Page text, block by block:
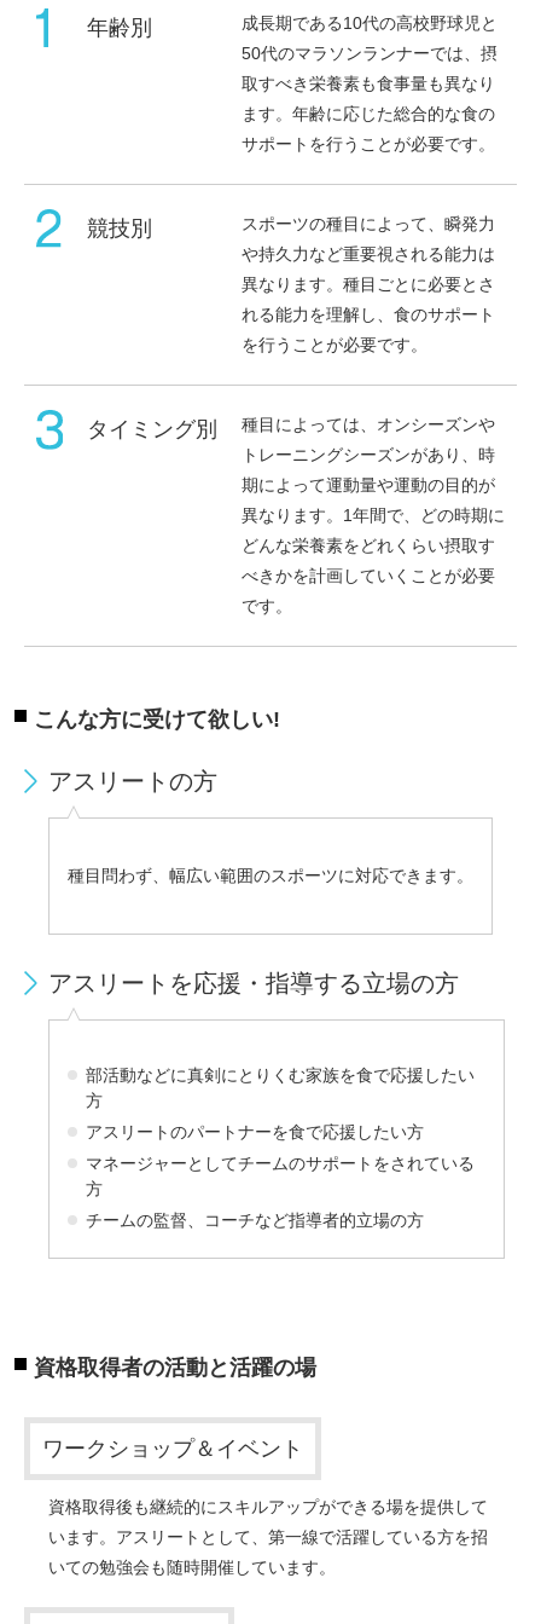
年齢別
成長期である10代の高校野球児と
50代のマラソンランナーでは、摂
取すべき栄養素も食事量も異なり
ます。年齢に応じた総合的な食の
サポートを行うことが必要です。
競技別
スポーツの種目によって、瞬発力
や持久力など重要視される能力は
異なります。種目ごとに必要とさ
れる能力を理解し、食のサポート
を行うことが必要です。
タイミング別
種目によっては、オンシーズンや
トレーニングシーズンがあり、時
期によって運動量や運動の目的が
異なります。1年間で、どの時期に
どんな栄養素をどれくらい摂取す
べきかを計画していくことが必要
です。
こんな方に受けて欲しい!
アスリートの方
種目問わず、幅広い範囲のスポーツに対応できます。
アスリートを応援・指導する立場の方
部活動などに真剣にとりくむ家族を食で応援したい
方
アスリートのパートナーを食で応援したい方
マネージャーとしてチームのサポートをされている
方
チームの監督、コーチなど指導者的立場の方
資格取得者の活動と活躍の場
ワークショップ＆イベント
資格取得後も継続的にスキルアップができる場を提供して
います。アスリートとして、第一線で活躍している方を招
いての勉強会も随時開催しています。